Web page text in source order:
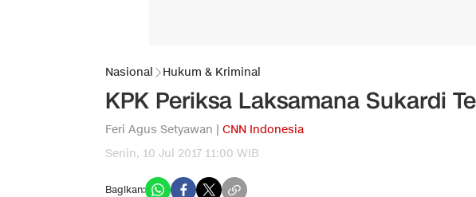
Nasional Hukum & Kriminal
KPK Periksa Laksamana Sukardi
Feri Agus Setyawan | CNN Indonesia
Senin, 10 Jul 2017 11:00 WIB
Bagikan: